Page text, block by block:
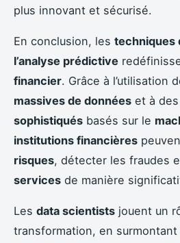
plus innovant et sécurisé.
En conclusion, les techniques
l’analyse prédictive
financier. Grâce à l’utilisation
massives de données et à des
sophistiqués basés sur le
institutions financières
risques, détecter les fraudes
services de manière
Les data scientists jouent un
transformation, en